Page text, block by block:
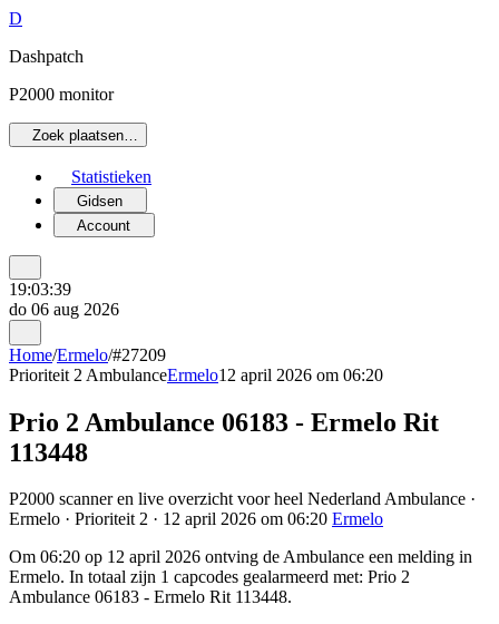
D
Dashpatch
P2000 monitor
Zoek plaatsen…
Statistieken
Gidsen
Account
19:03:39
do 06 aug 2026
Home/Ermelo/#27209
Prioriteit 2 AmbulanceErmelo12 april 2026 om 06:20
Prio 2 Ambulance 06183 - Ermelo Rit
113448
P2000 scanner en live overzicht voor heel Nederland Ambulance ·
Ermelo · Prioriteit 2 · 12 april 2026 om 06:20 Ermelo
Om 06:20 op 12 april 2026 ontving de Ambulance een melding in
Ermelo. In totaal zijn 1 capcodes gealarmeerd met: Prio 2
Ambulance 06183 - Ermelo Rit 113448.